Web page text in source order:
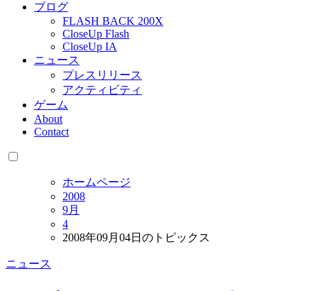
ブログ
FLASH BACK 200X
CloseUp Flash
CloseUp IA
ニュース
プレスリリース
アクティビティ
ゲーム
About
Contact
ホームページ
2008
9月
4
2008年09月04日のトピックス
ニュース